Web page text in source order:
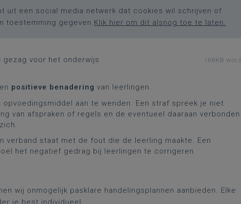
uit een social media netwerk dat cookies wil schrijven of
toestemming gegeven. Klik hier om dit alsnog toe te laten.
voor het onderwijs 166KB word
positieve benadering van leerlingen.
aan te wenden. Een straf spreek je niet
van afspraken of regels en de eventueel daaraan verbonden
verband staat met de fout die de leerling maakte. Een
het negatief gedrag bij leerlingen te corrigeren.
wij onmogelijk pasklare handelingsplannen aanbieden. Elke
je best individueel.